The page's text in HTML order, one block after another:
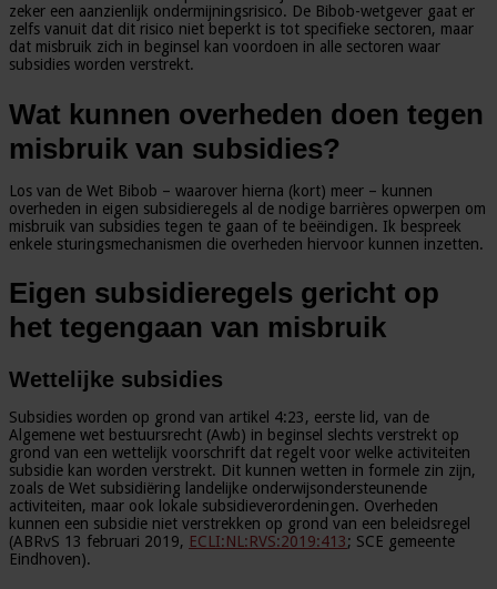
zeker een aanzienlijk ondermijningsrisico. De Bibob-wetgever gaat er
zelfs vanuit dat dit risico niet beperkt is tot specifieke sectoren, maar
dat misbruik zich in beginsel kan voordoen in alle sectoren waar
subsidies worden verstrekt.
Wat kunnen overheden doen tegen
misbruik van subsidies?
Los van de Wet Bibob – waarover hierna (kort) meer – kunnen
overheden in eigen subsidieregels al de nodige barrières opwerpen om
misbruik van subsidies tegen te gaan of te beëindigen. Ik bespreek
enkele sturingsmechanismen die overheden hiervoor kunnen inzetten.
Eigen subsidieregels gericht op
het tegengaan van misbruik
Wettelijke subsidies
Subsidies worden op grond van artikel 4:23, eerste lid, van de
Algemene wet bestuursrecht (Awb) in beginsel slechts verstrekt op
grond van een wettelijk voorschrift dat regelt voor welke activiteiten
subsidie kan worden verstrekt. Dit kunnen wetten in formele zin zijn,
zoals de Wet subsidiëring landelijke onderwijsondersteunende
activiteiten, maar ook lokale subsidieverordeningen. Overheden
kunnen een subsidie niet verstrekken op grond van een beleidsregel
(ABRvS 13 februari 2019, ECLI:NL:RVS:2019:413; SCE gemeente
Eindhoven).